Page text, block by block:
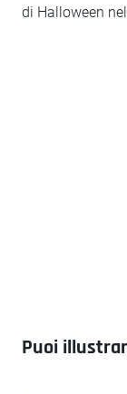
di Halloween
Puoi